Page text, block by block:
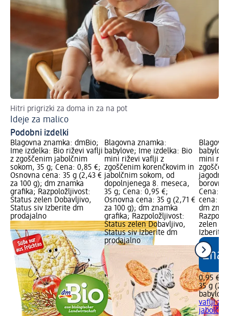
Hitri prigrizki za doma in za na pot
Ideje za malico
Podobni izdelki
Blagovna znamka: dmBio;
Ime izdelka: Bio riževi vaflji
z zgoščenim jabolčnim
sokom, 35 g; Cena: 0,85 €;
Osnovna cena: 35 g (2,43 €
za 100 g); dm znamka
grafika; Razpoložljivost:
Status zelen Dobavljivo,
Status siv Izberite dm
prodajalno
Blagovna znamka:
babylove; Ime izdelka: Bio
mini riževi vaflji z
zgoščenim korenčkovim in
jabolčnim sokom, od
dopolnjenega 8. meseca,
35 g; Cena: 0,95 €;
Osnovna cena: 35 g (2,71 €
za 100 g); dm znamka
grafika; Razpoložljivost:
Status zelen Dobavljivo,
Status siv Izberite dm
prodajalno
mini
Cena:
cena: 35
dm
zelen
Izberite
0,95 €
35 g
babylove
vaflji z